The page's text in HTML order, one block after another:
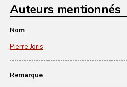
Auteurs mentionnés
Nom
Pierre Joris
Remarque